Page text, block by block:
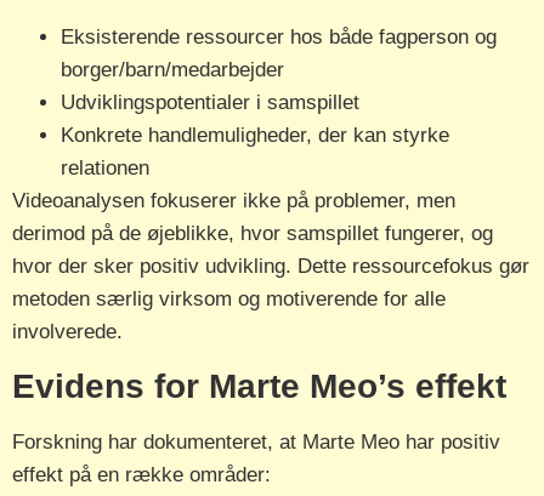
Eksisterende ressourcer hos både fagperson og
borger/barn/medarbejder
Udviklingspotentialer i samspillet
Konkrete handlemuligheder, der kan styrke
relationen
Videoanalysen fokuserer ikke på problemer, men
derimod på de øjeblikke, hvor samspillet fungerer, og
hvor der sker positiv udvikling. Dette ressourcefokus gør
metoden særlig virksom og motiverende for alle
involverede.
Evidens for Marte Meo’s effekt
Forskning har dokumenteret, at Marte Meo har positiv
effekt på en række områder: